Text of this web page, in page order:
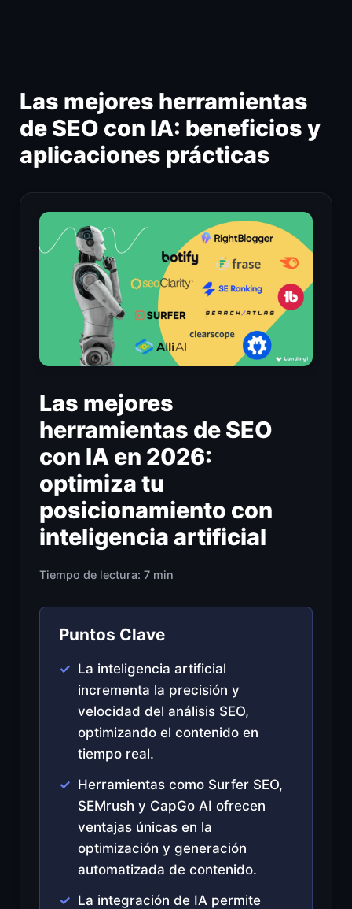
Las mejores herramientas
de SEO con IA: beneficios y
aplicaciones prácticas
Las mejores
herramientas de SEO
con IA en 2026:
optimiza tu
posicionamiento con
inteligencia artificial
Tiempo de lectura: 7 min
Puntos Clave
La inteligencia artificial
incrementa la precisión y
velocidad del análisis SEO,
optimizando el contenido en
tiempo real.
Herramientas como Surfer SEO,
SEMrush y CapGo AI ofrecen
ventajas únicas en la
optimización y generación
automatizada de contenido.
La integración de IA permite